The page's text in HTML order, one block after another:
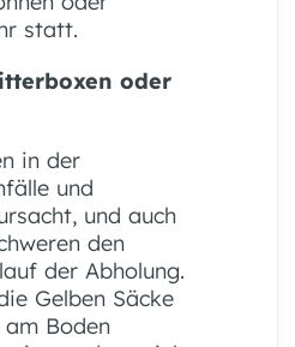
statt.
oder
in der
und
und auch
den
der Abholung.
Gelben Säcke
Boden